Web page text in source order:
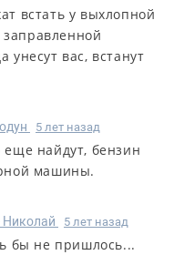
встать у выхлопной
вас, встанут
5 лет назад
найдут, бензин
машины.
Николай 5 лет назад
бы не пришлось...